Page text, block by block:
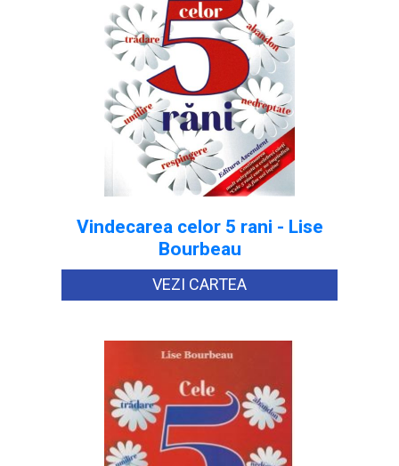
Vindecarea celor 5 rani - Lise
Bourbeau
VEZI CARTEA